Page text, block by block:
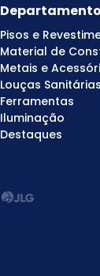
Pisos e
Material de
Metais e
Louças Sanitárias
Ferramentas
Iluminação
Destaques